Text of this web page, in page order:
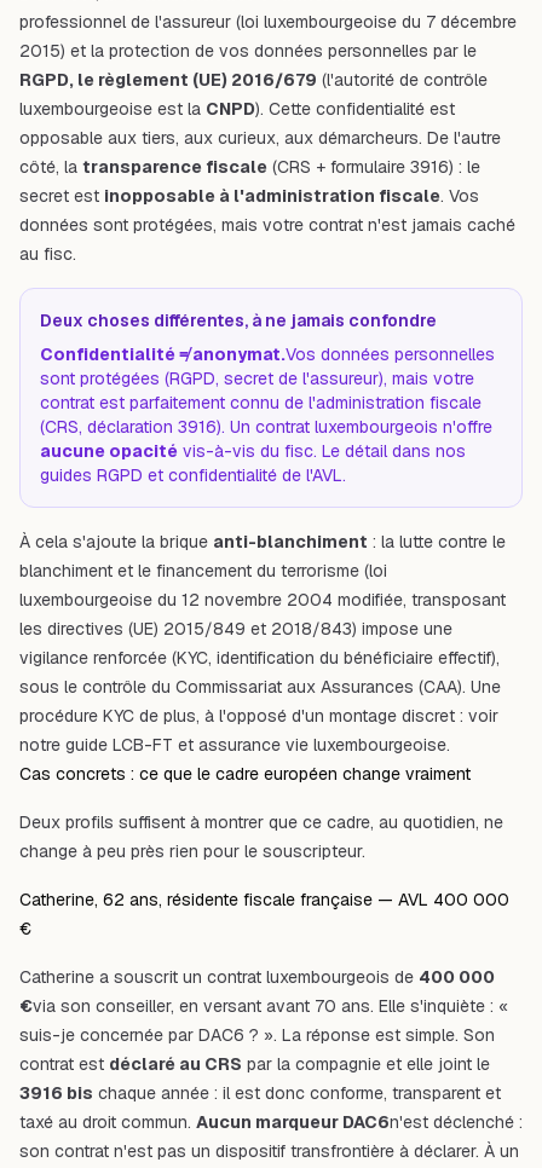
professionnel de l'assureur (loi luxembourgeoise du 7 décembre
2015) et la protection de vos données personnelles par le
RGPD, le règlement (UE) 2016/679 (l'autorité de contrôle
luxembourgeoise est la CNPD). Cette confidentialité est
opposable aux tiers, aux curieux, aux démarcheurs. De l'autre
côté, la transparence fiscale (CRS + formulaire 3916) : le
secret est inopposable à l'administration fiscale. Vos
données sont protégées, mais votre contrat n'est jamais caché
au fisc.
Deux choses différentes, à ne jamais confondre
Confidentialité ≠ anonymat.Vos données personnelles
sont protégées (RGPD, secret de l'assureur), mais votre
contrat est parfaitement connu de l'administration fiscale
(CRS, déclaration 3916). Un contrat luxembourgeois n'offre
aucune opacité vis-à-vis du fisc. Le détail dans nos
guides RGPD et confidentialité de l'AVL.
À cela s'ajoute la brique anti-blanchiment : la lutte contre le
blanchiment et le financement du terrorisme (loi
luxembourgeoise du 12 novembre 2004 modifiée, transposant
les directives (UE) 2015/849 et 2018/843) impose une
vigilance renforcée (KYC, identification du bénéficiaire effectif),
sous le contrôle du Commissariat aux Assurances (CAA). Une
procédure KYC de plus, à l'opposé d'un montage discret : voir
notre guide LCB-FT et assurance vie luxembourgeoise.
Cas concrets : ce que le cadre européen change vraiment
Deux profils suffisent à montrer que ce cadre, au quotidien, ne
change à peu près rien pour le souscripteur.
Catherine, 62 ans, résidente fiscale française — AVL 400 000
€
Catherine a souscrit un contrat luxembourgeois de 400 000
€via son conseiller, en versant avant 70 ans. Elle s'inquiète : «
suis-je concernée par DAC6 ? ». La réponse est simple. Son
contrat est déclaré au CRS par la compagnie et elle joint le
3916 bis chaque année : il est donc conforme, transparent et
taxé au droit commun. Aucun marqueur DAC6n'est déclenché :
son contrat n'est pas un dispositif transfrontière à déclarer. À un